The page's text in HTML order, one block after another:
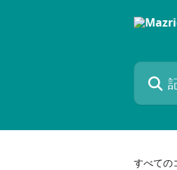
記事を検
すべての